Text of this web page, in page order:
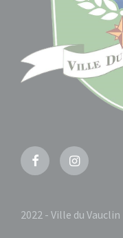
FacebookInstagram
2022 - Ville du Vauclin